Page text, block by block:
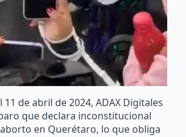
11 de abril de 2024, ADAX Digitales
que declara inconstitucional
en Querétaro, lo que obliga